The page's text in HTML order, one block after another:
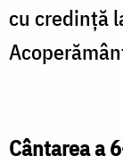
cu credinţă
Cântarea a